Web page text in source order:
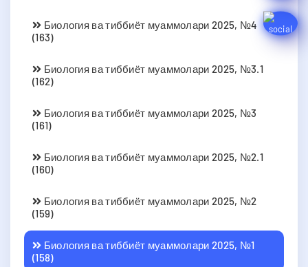
Биология ва тиббиёт муаммолари 2025, №4
(163)
Биология ва тиббиёт муаммолари 2025, №3.1
(162)
Биология ва тиббиёт муаммолари 2025, №3
(161)
Биология ва тиббиёт муаммолари 2025, №2.1
(160)
Биология ва тиббиёт муаммолари 2025, №2
(159)
Биология ва тиббиёт муаммолари 2025, №1
(158)